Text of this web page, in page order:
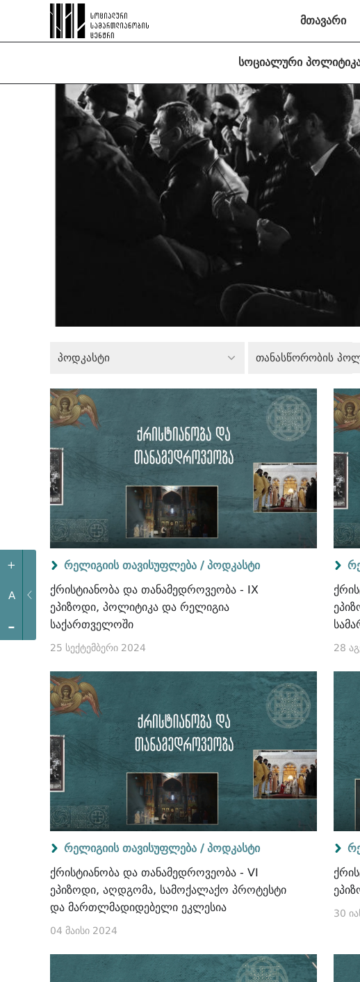
+
A
-
მთავარი
სოციალური
პოდკასტი თანასწორობის
რელიგიის თავისუფლება / პოდკასტი
ქრისტიანობა და თანამედროვეობა - IX
ეპიზოდი, პოლიტიკა და რელიგია
საქართველოში
25 სექტემბერი 2024 28
რელიგიის თავისუფლება / პოდკასტი
ქრისტიანობა და თანამედროვეობა - VI
ეპიზოდი, აღდგომა, სამოქალაქო პროტესტი
და მართლმადიდებელი ეკლესია
04 მაისი 2024
30